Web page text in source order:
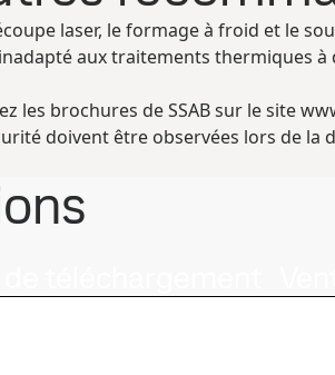
laser, le formage à froid et le
aux traitements thermiques
les brochures de SSAB sur le site
doivent être observées lors de